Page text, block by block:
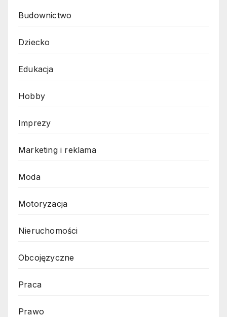
Budownictwo
Dziecko
Edukacja
Hobby
Imprezy
Marketing i reklama
Moda
Motoryzacja
Nieruchomości
Obcojęzyczne
Praca
Prawo